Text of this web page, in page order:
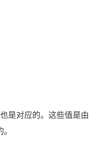
是对应的。这些值是由